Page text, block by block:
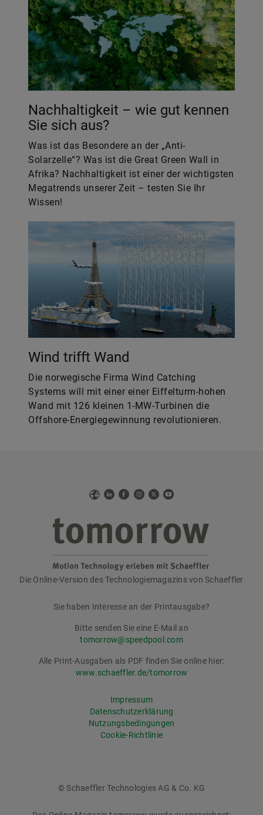
Nachhaltigkeit – wie gut kennen
Sie sich aus?
Was ist das Besondere an der „Anti-
Solarzelle“? Was ist die Great Green Wall in
Afrika? Nachhaltigkeit ist einer der wichtigsten
Megatrends unserer Zeit – testen Sie Ihr
Wissen!
Wind trifft Wand
Die norwegische Firma Wind Catching
Systems will mit einer einer Eiffelturm-hohen
Wand mit 126 kleinen 1-MW-Turbinen die
Offshore-Energiegewinnung revolutionieren.
WebLinkedIn
Facebook
Instagram
X YouTube
tomorrow
Die Online-Version des Technologiemagazins von Schaeffler
Sie haben Interesse an der Printausgabe?
Bitte senden Sie eine E-Mail an
tomorrow@speedpool.com
Alle Print-Ausgaben als PDF finden Sie online hier:
www.schaeffler.de/tomorrow
Impressum
Datenschutzerklärung
Nutzungsbedingungen
Cookie-Richtlinie
© Schaeffler Technologies AG & Co. KG